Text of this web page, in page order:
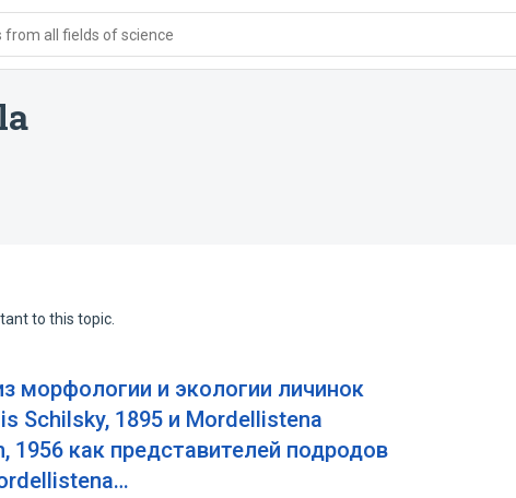
from all fields of science
to this topic.
морфологии и экологии личинок
Schilsky, 1895 и Mordellistena
1956 как представителей подродов